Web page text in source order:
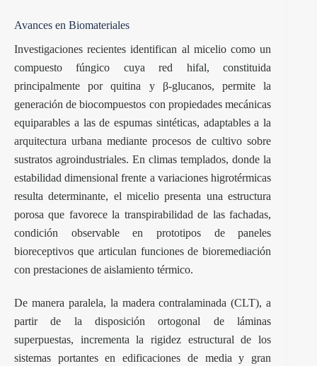
Avances en Biomateriales
Investigaciones recientes identifican al micelio como un
compuesto fúngico cuya red hifal, constituida
principalmente por quitina y β-glucanos, permite la
generación de biocompuestos con propiedades mecánicas
equiparables a las de espumas sintéticas, adaptables a la
arquitectura urbana mediante procesos de cultivo sobre
sustratos agroindustriales. En climas templados, donde la
estabilidad dimensional frente a variaciones higrotérmicas
resulta determinante, el micelio presenta una estructura
porosa que favorece la transpirabilidad de las fachadas,
condición observable en prototipos de paneles
bioreceptivos que articulan funciones de bioremediación
con prestaciones de aislamiento térmico.
De manera paralela, la madera contralaminada (CLT), a
partir de la disposición ortogonal de láminas
superpuestas, incrementa la rigidez estructural de los
sistemas portantes en edificaciones de media y gran